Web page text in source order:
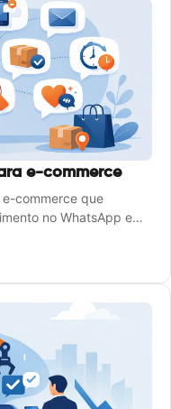
e-commerce
commerce que
no WhatsApp e